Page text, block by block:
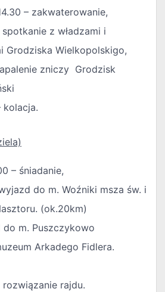
– zakwaterowanie,
z władzami i
Grodziska Wielkopolskigo,
zniczy Grodzisk
kolacja.
– śniadanie,
do m. Woźniki msza św. i
(ok.20km)
do m. Puszczykowo
Arkadego Fidlera.
rajdu.